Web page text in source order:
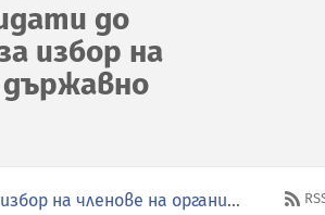
до
избор на
органите за управление и контрол в публичните предприятия